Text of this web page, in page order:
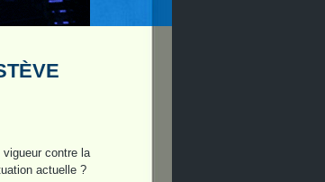
vigueur contre la
actuelle ?